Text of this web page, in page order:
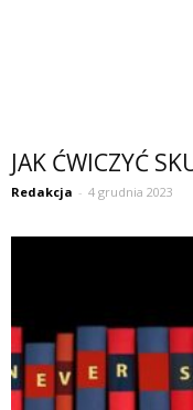
JAK ĆWICZYĆ
Redakcja - 4 grudnia 2023